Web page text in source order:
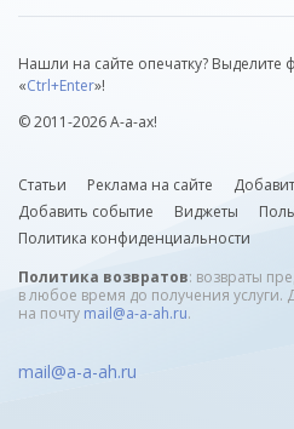
Нашли на сайте опечатку? Выделите
«Ctrl+Enter»!
© 2011-2026 А-а-ах!
Статьи Реклама на сайте
Добавить событие
Виджеты
Политика конфиденциальности
Политика возвратов: возвраты
в любое время до получения услуги.
на почту mail@a-a-ah.ru.
mail@a-a-ah.ru